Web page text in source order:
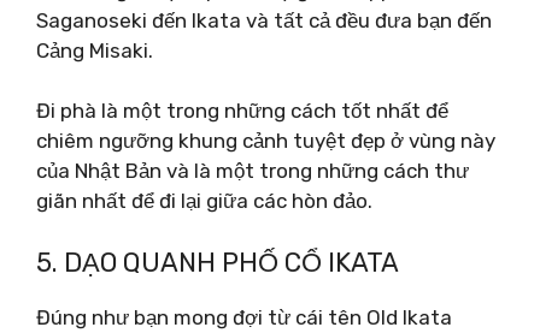
Saganoseki đến Ikata và tất cả đều đưa bạn đến
Cảng Misaki.
Đi phà là một trong những cách tốt nhất để
chiêm ngưỡng khung cảnh tuyệt đẹp ở vùng này
của Nhật Bản và là một trong những cách thư
giãn nhất để đi lại giữa các hòn đảo.
5. DẠO QUANH PHỐ CỔ IKATA
Đúng như bạn mong đợi từ cái tên Old Ikata